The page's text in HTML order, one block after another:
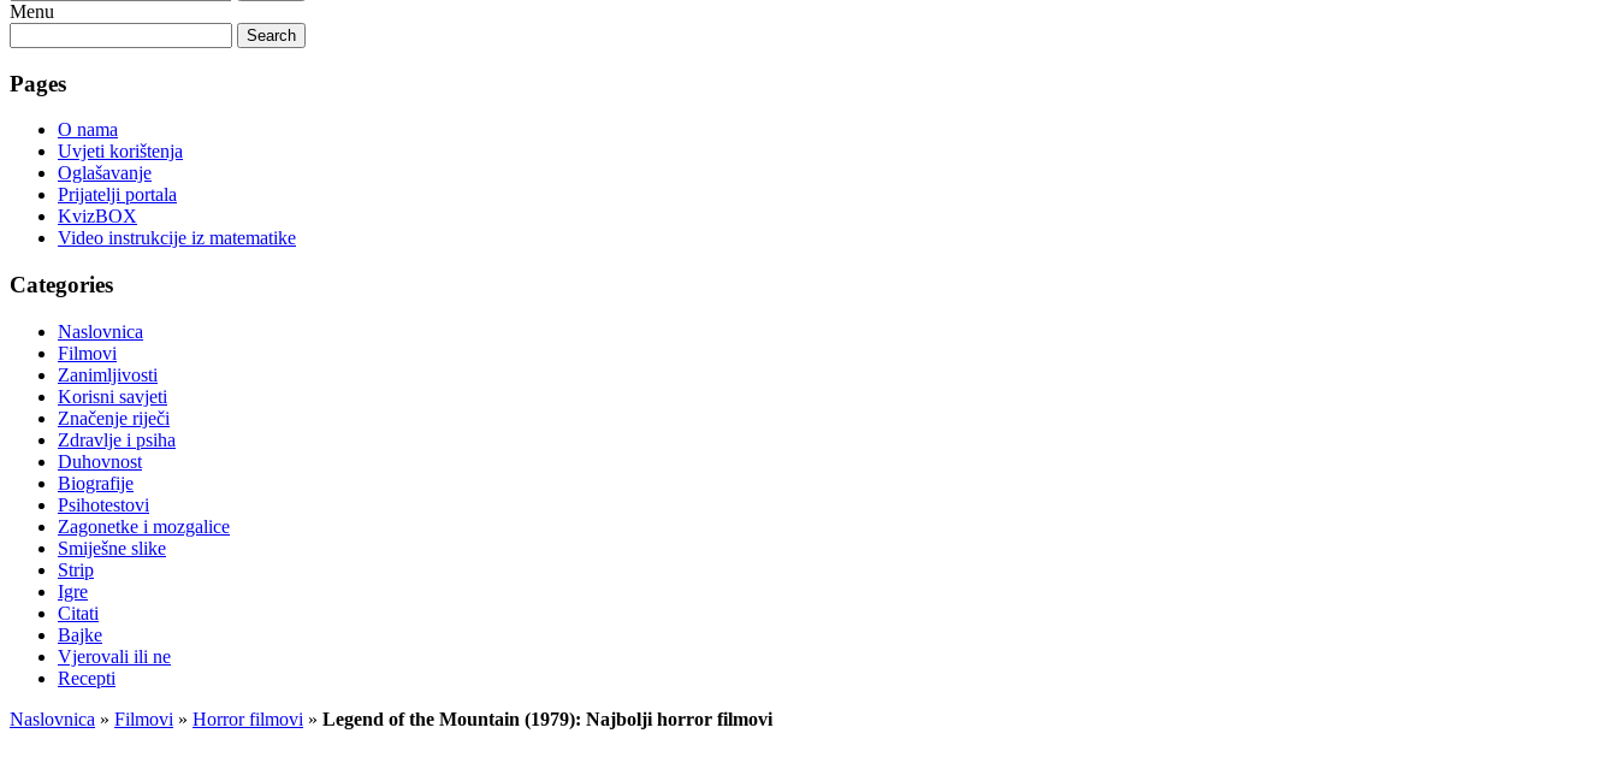
Menu
Search
Pages
O nama
Uvjeti korištenja
Oglašavanje
Prijatelji portala
KvizBOX
Video instrukcije iz matematike
Categories
Naslovnica
Filmovi
Zanimljivosti
Korisni savjeti
Značenje riječi
Zdravlje i psiha
Duhovnost
Biografije
Psihotestovi
Zagonetke i mozgalice
Smiješne slike
Strip
Igre
Citati
Bajke
Vjerovali ili ne
Recepti
Naslovnica » Filmovi » Horror filmovi » Legend of the Mountain (1979): Najbolji horror filmovi